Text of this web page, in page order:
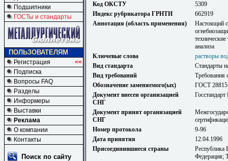
Подшипники
ГОСТы и стандарты
ПОЛЬЗОВАТЕЛЯМ
Регистрация
<<
Подписка
Вопросы FAQ
Разделы
Информеры
Выставки
Реклама
О компании
Контакты
Поиск по сайту
Код ОКСТУ
5309
Индекс рубрикатора ГРНТИ
662919
Аннотация (область применения)
Настоящий
анализа
Ключевые слова
растворы
Вид стандарта
Стандарты
Вид требований
Требования
Обозначение заменяемого(ых)
ГОСТ
Документ внесен организацией
СНГ
Госстандарт
Документ принят организацией
СНГ
Номер протокола
9-96
Дата принятия
12.04.1996
Присоединившиеся страны
Республика
Федерация;